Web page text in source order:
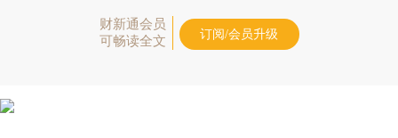
财新通会员
可畅读全文
订阅/会员升级